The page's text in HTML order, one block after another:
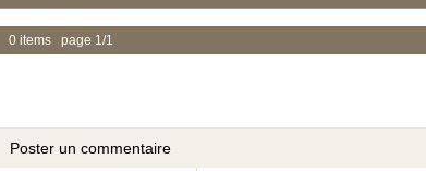
0 items page 1/1
Poster un commentaire